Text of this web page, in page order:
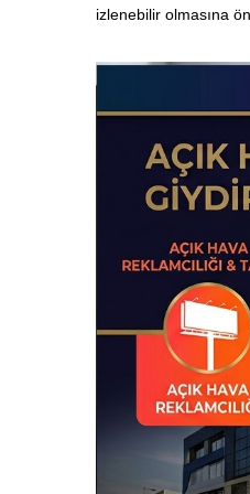
izlenebilir olmasına